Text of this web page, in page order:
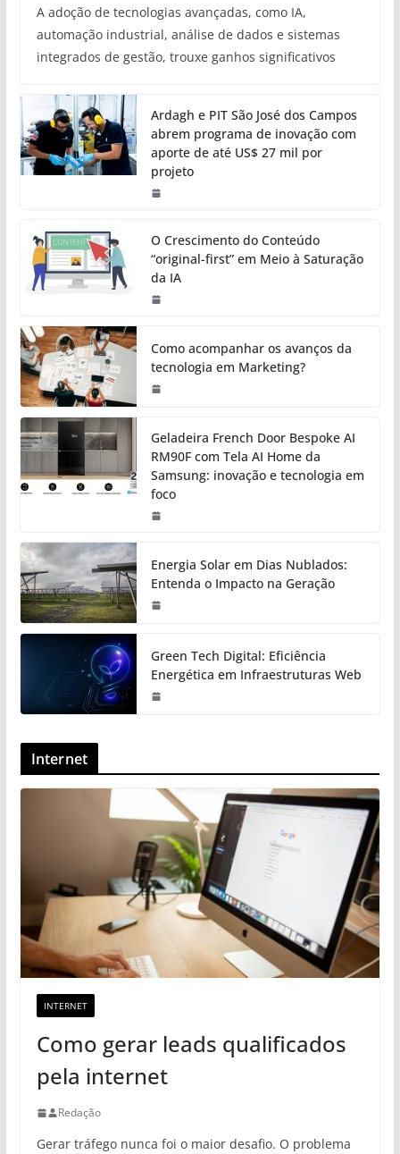
A adoção de tecnologias avançadas, como IA,
automação industrial, análise de dados e sistemas
integrados de gestão, trouxe ganhos significativos
Ardagh e PIT São José dos Campos
abrem programa de inovação com
aporte de até US$ 27 mil por
projeto
O Crescimento do Conteúdo
“original-first” em Meio à Saturação
da IA
Como acompanhar os avanços da
tecnologia em Marketing?
Geladeira French Door Bespoke AI
RM90F com Tela AI Home da
Samsung: inovação e tecnologia em
foco
Energia Solar em Dias Nublados:
Entenda o Impacto na Geração
Green Tech Digital: Eficiência
Energética em Infraestruturas Web
Internet
INTERNET
Como gerar leads qualificados
pela internet
Redação
Gerar tráfego nunca foi o maior desafio. O problema